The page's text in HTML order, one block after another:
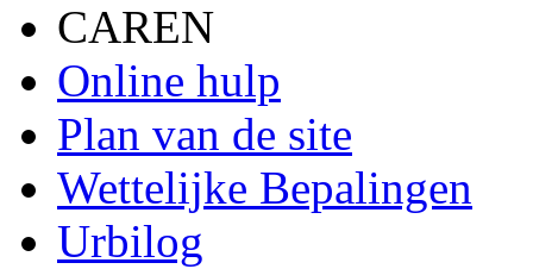
CAREN
Online hulp
Plan van de site
Wettelijke Bepalingen
Urbilog